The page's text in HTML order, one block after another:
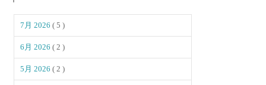
7月 2026( 5 )
6月 2026( 2 )
5月 2026( 2 )